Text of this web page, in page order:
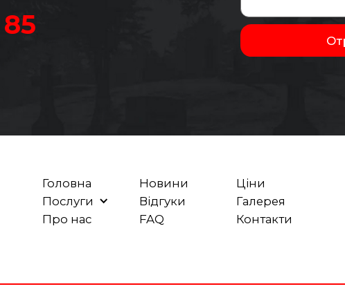
Головна
Послуги
Про нас
Новини
Відгуки
FAQ
Ціни
Галерея
Контакти